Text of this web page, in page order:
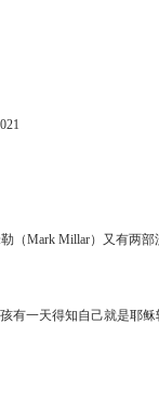
Millar）又有两部
一天得知自己就是耶